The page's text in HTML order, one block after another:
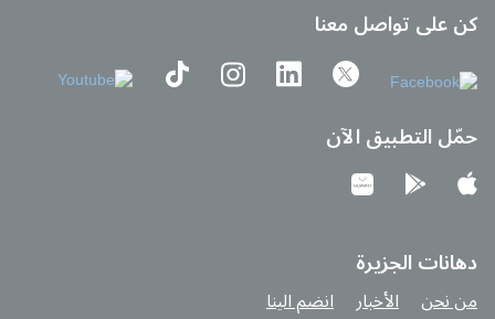
كن على تواصل معنا
حمّل التطبيق الآن
دهانات الجزيرة
من نحن الأخبار انضم الينا